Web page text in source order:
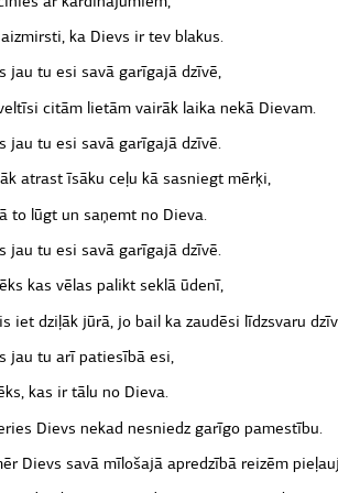
ka Dievs ir tev blakus.
jau tu esi savā garīgajā dzīvē,
citām lietām vairāk laika nekā Dievam.
jau tu esi savā garīgajā dzīvē.
atrast īsāku ceļu kā sasniegt mērķi,
to lūgt un saņemt no Dieva.
jau tu esi savā garīgajā dzīvē.
kas vēlas palikt seklā ūdenī,
iet dziļāk jūrā, jo bail ka zaudēsi līdzsvaru
jau tu arī patiesībā esi,
kas ir tālu no Dieva.
Dievs nekad nesniedz garīgo pamestību.
Dievs savā mīlošajā apredzībā reizēm